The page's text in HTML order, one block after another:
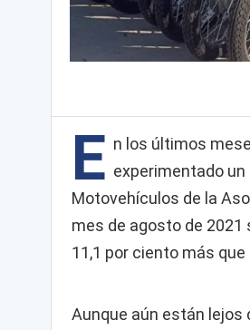
E n los últimos
experimentado
Motovehículos de la
mes de agosto de 2021
11,1 por ciento más
Aunque aún están lejos